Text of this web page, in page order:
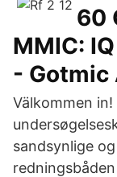
60
MMIC:
- Gotmic
Välkommen
sandsynlige
redningsbåden